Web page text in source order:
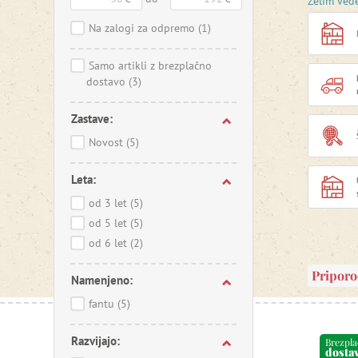
Na zalogi za odpremo (1)
Samo artikli z brezplačno
dostavo (3)
Zastave:
Novost (5)
Leta:
od 3 let (5)
od 5 let (5)
od 6 let (2)
Namenjeno:
fantu (5)
Razvijajo:
sta
Velik
Izdelki
so
Agata
prvih